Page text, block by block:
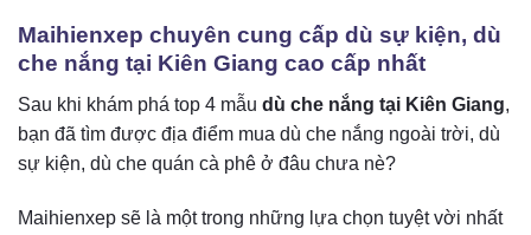
Maihienxep chuyên cung cấp dù sự kiện, dù
che nắng tại Kiên Giang cao cấp nhất
Sau khi khám phá top 4 mẫu dù che nắng tại Kiên Giang,
bạn đã tìm được địa điểm mua dù che nắng ngoài trời, dù
sự kiện, dù che quán cà phê ở đâu chưa nè?
Maihienxep sẽ là một trong những lựa chọn tuyệt vời nhất